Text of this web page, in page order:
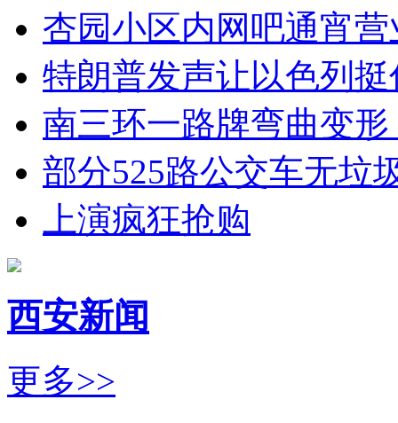
杏园小区内网吧通宵
特朗普发声让以色列挺
南三环一路牌弯曲变
部分525路公交车无垃
上演疯狂抢购
西安新闻
更多>>